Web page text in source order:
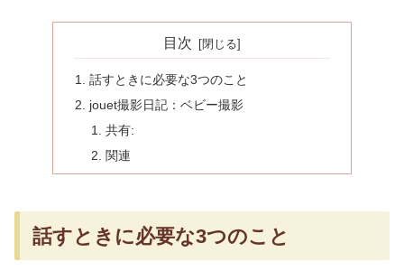
目次
話すときに必要な3つのこと
jouet撮影日記：ベビー撮影
共有:
関連
話すときに必要な3つのこと